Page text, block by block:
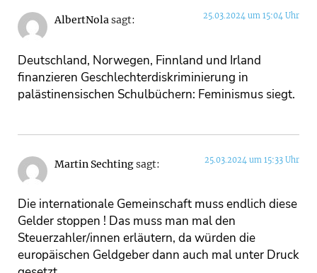
AlbertNolasagt: 25.03.2024 um 15:04 Uhr
Deutschland, Norwegen, Finnland und Irland
finanzieren Geschlechterdiskriminierung in
palästinensischen Schulbüchern: Feminismus siegt.
Martin Sechtingsagt: 25.03.2024 um 15:33 Uhr
Die internationale Gemeinschaft muss endlich diese
Gelder stoppen ! Das muss man mal den
Steuerzahler/innen erläutern, da würden die
europäischen Geldgeber dann auch mal unter Druck